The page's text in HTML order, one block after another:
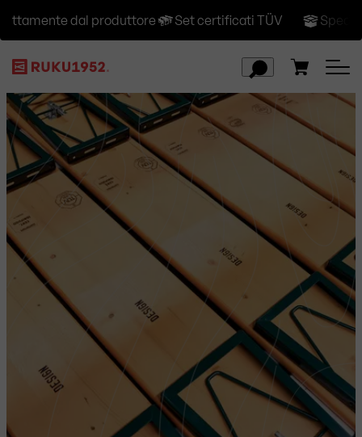
dal produttore Set certificati TÜV Spedizione